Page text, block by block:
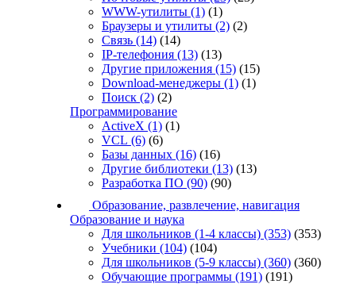
WWW-утилиты (1) (1)
Браузеры и утилиты (2) (2)
Связь (14) (14)
IP-телефония (13) (13)
Другие приложения (15) (15)
Download-менеджеры (1) (1)
Поиск (2) (2)
Программирование
ActiveX (1) (1)
VCL (6) (6)
Базы данных (16) (16)
Другие библиотеки (13) (13)
Разработка ПО (90) (90)
Образование, развлечение, навигация
Образование и наука
Для школьников (1-4 классы) (353) (353)
Учебники (104) (104)
Для школьников (5-9 классы) (360) (360)
Обучающие программы (191) (191)